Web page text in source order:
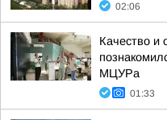
02:06
Качество и
МЦУРа
01:33